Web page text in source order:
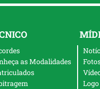
as Modalidades